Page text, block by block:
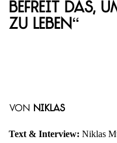
befreit das,
zu leben“
von Niklas
Text & Interview: Niklas